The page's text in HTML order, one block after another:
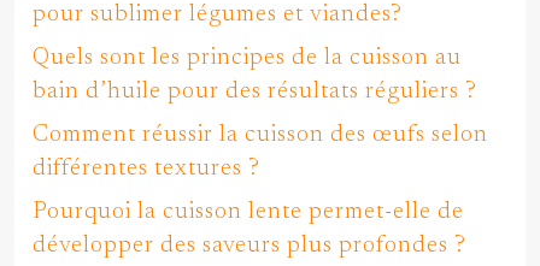
pour sublimer légumes et viandes?
Quels sont les principes de la cuisson au
bain d’huile pour des résultats réguliers ?
Comment réussir la cuisson des œufs selon
différentes textures ?
Pourquoi la cuisson lente permet-elle de
développer des saveurs plus profondes ?